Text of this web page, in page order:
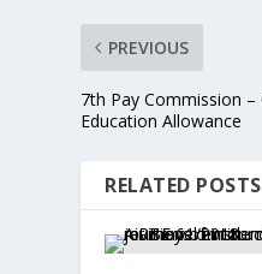
PREVIOUS
7th Pay Commission
Education Allowance
RELATED POSTS